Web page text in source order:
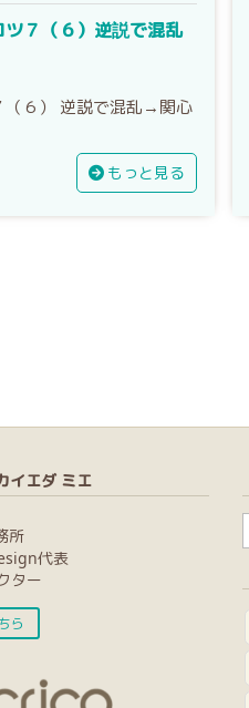
７（６）逆説で混乱
（６） 逆説で混乱→関心
もっと見る
イエダ ミエ
所
代表
ター
ら